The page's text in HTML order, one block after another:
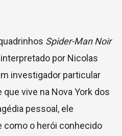
Spider-Man Noir
por Nicolas
investigador particular
vive na Nova York dos
pessoal, ele
como o herói conhecido